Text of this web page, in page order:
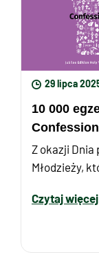
29 lipca
10 000
na nowo
Z okazji
Młodzieży,
Czytaj więcej